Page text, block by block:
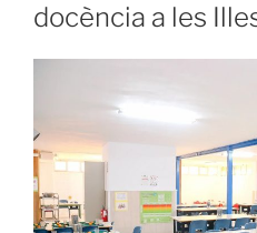
docència a les